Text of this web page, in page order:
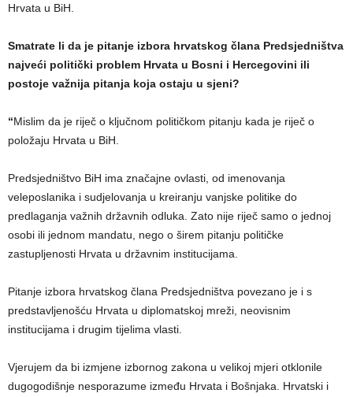
Hrvata u BiH.
Smatrate li da je pitanje izbora hrvatskog člana Predsjedništva
najveći politički problem Hrvata u Bosni i Hercegovini ili
postoje važnija pitanja koja ostaju u sjeni?
“Mislim da je riječ o ključnom političkom pitanju kada je riječ o
položaju Hrvata u BiH.
Predsjedništvo BiH ima značajne ovlasti, od imenovanja
veleposlanika i sudjelovanja u kreiranju vanjske politike do
predlaganja važnih državnih odluka. Zato nije riječ samo o jednoj
osobi ili jednom mandatu, nego o širem pitanju političke
zastupljenosti Hrvata u državnim institucijama.
Pitanje izbora hrvatskog člana Predsjedništva povezano je i s
predstavljenošću Hrvata u diplomatskoj mreži, neovisnim
institucijama i drugim tijelima vlasti.
Vjerujem da bi izmjene izbornog zakona u velikoj mjeri otklonile
dugogodišnje nesporazume između Hrvata i Bošnjaka. Hrvatski i